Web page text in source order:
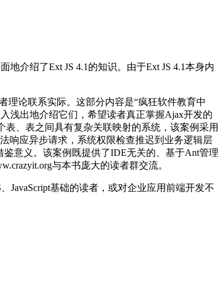
介绍了Ext JS 4.1的知识。由于Ext JS 4.1本身内
理论联系实际。这部分内容是“疯狂软件教育中
浅出地介绍它们，希望读者真正掌握Ajax开发的
、表之间具有复杂关联映射的系统，该案例采用
响应异步请求，系统权限检查推迟到业务逻辑层
意义。该案例既提供了IDE无关的、基于Ant管理
与本书庞大的读者群交流。
JavaScript基础的读者，或对企业应用前端开发不